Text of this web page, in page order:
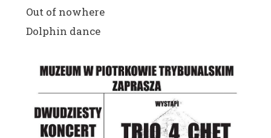
Out of nowhere
Dolphin dance